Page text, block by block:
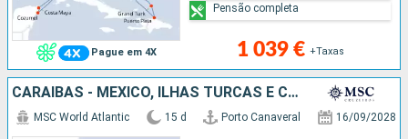
Pague em 4X 1 039 € +Taxas
Pensão completa
CARAIBAS - MEXICO, ILHAS TURCAS E CAICOS, REPÚBLICA DOMINICANA, BAHAMAS, ESTADOS UNIDOS
MSC World Atlantic 15 d Porto Canaveral 16/09/2028